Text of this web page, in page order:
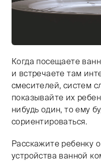
Тифлокомментарий:
Когда посещаете
и встречаете там
смесителей, систем
показывайте их
нибудь один, то ему
сориентироваться.
Расскажите ребенку
устройства ванной